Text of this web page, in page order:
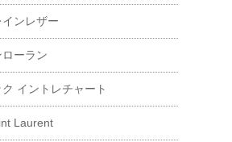
ンレザー
ーラン
イントレチャート
Laurent